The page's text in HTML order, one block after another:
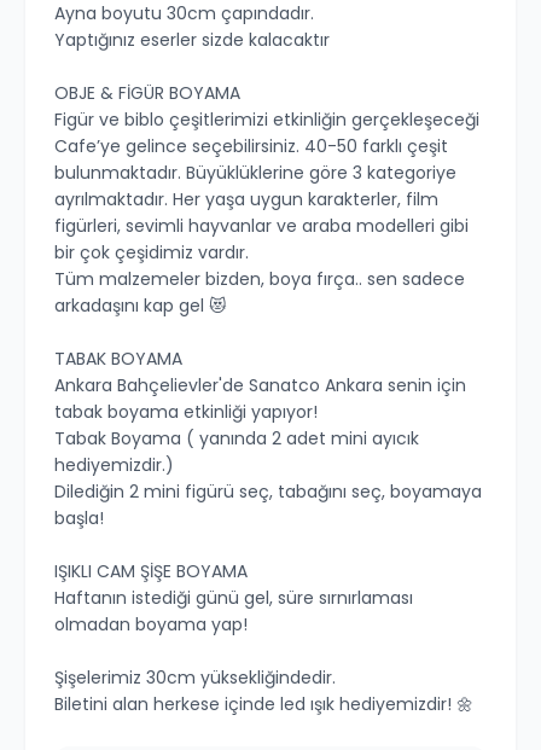
Ayna boyutu 30cm çapındadır.
Yaptığınız eserler sizde kalacaktır
OBJE & FİGÜR BOYAMA
Figür ve biblo çeşitlerimizi etkinliğin gerçekleşeceği
Cafe’ye gelince seçebilirsiniz. 40-50 farklı çeşit
bulunmaktadır. Büyüklüklerine göre 3 kategoriye
ayrılmaktadır. Her yaşa uygun karakterler, film
figürleri, sevimli hayvanlar ve araba modelleri gibi
bir çok çeşidimiz vardır.
Tüm malzemeler bizden, boya fırça.. sen sadece
arkadaşını kap gel 😻
TABAK BOYAMA
Ankara Bahçelievler'de Sanatco Ankara senin için
tabak boyama etkinliği yapıyor!
Tabak Boyama ( yanında 2 adet mini ayıcık
hediyemizdir.)
Dilediğin 2 mini figürü seç, tabağını seç, boyamaya
başla!
IŞIKLI CAM ŞİŞE BOYAMA
Haftanın istediği günü gel, süre sırnırlaması
olmadan boyama yap!
Şişelerimiz 30cm yüksekliğindedir.
Biletini alan herkese içinde led ışık hediyemizdir! 🌼